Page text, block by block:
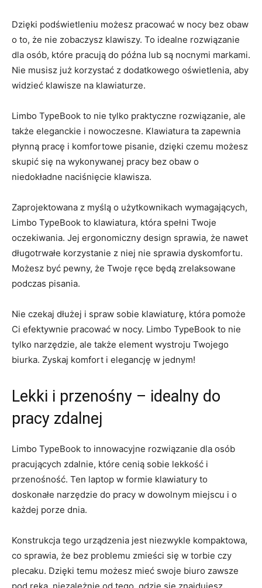
Dzięki⁤ podświetleniu możesz pracować ⁤w nocy ‌bez ⁤obaw
o to, że⁢ nie zobaczysz ​klawiszy. ‍To idealne rozwiązanie
dla osób, które pracują ‍do ​późna lub są nocnymi markami.
Nie musisz⁣ już‌ korzystać ⁣z ⁣dodatkowego oświetlenia, aby
widzieć ​klawisze na‌ klawiaturze.
Limbo TypeBook to ‍nie⁤ tylko⁢ praktyczne rozwiązanie, ale
także eleganckie i nowoczesne. ‍Klawiatura‌ ta zapewnia
płynną pracę i komfortowe pisanie, ‍dzięki czemu możesz⁤
skupić się na wykonywanej⁢ pracy ⁤bez ​obaw o
niedokładne naciśnięcie‍ klawisza.
Zaprojektowana‌ z myślą o użytkownikach⁢ wymagających,
Limbo⁢ TypeBook to klawiatura,⁤ która⁢ spełni ⁢Twoje⁣
oczekiwania. Jej⁢ ergonomiczny⁣ design sprawia, że nawet
długotrwałe ‍korzystanie z ‍niej⁢ nie⁣ sprawia dyskomfortu.
⁢Możesz być ​pewny, że Twoje ręce będą zrelaksowane
podczas⁣ pisania.
Nie czekaj dłużej ⁤i spraw sobie klawiaturę, która pomoże
Ci efektywnie ‌pracować w⁤ nocy. Limbo TypeBook to nie
tylko narzędzie, ale także element wystroju Twojego‍
biurka. Zyskaj ‌komfort i elegancję w⁣ jednym!
Lekki i przenośny – ⁢idealny do
pracy zdalnej
Limbo TypeBook to innowacyjne rozwiązanie dla​ osób
pracujących zdalnie, ​które cenią ‍sobie ⁣lekkość i
‌przenośność. Ten laptop w formie‌ klawiatury to
doskonałe narzędzie‍ do pracy w dowolnym​ miejscu i o‍
każdej porze dnia.
Konstrukcja tego urządzenia jest niezwykle kompaktowa,
co⁣ sprawia, że bez problemu zmieści się‌ w torbie ​czy
plecaku. Dzięki temu możesz mieć swoje biuro zawsze